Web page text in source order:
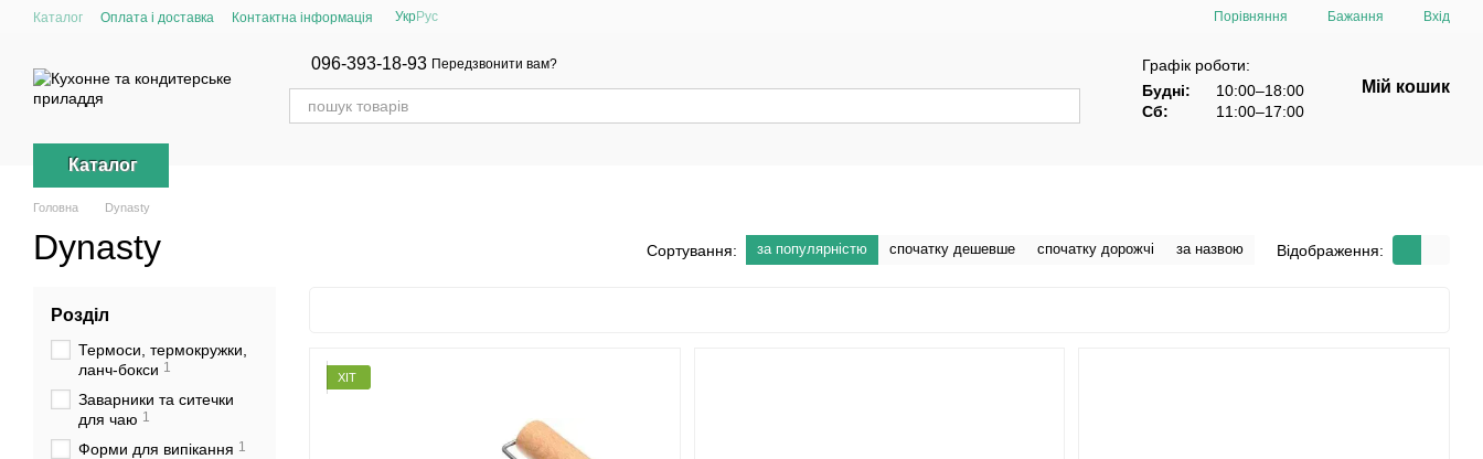
Перейти до основного контенту
Каталог Оплата і доставка Контактна інформація УкрРус Порівняння Бажання Вхід
096-393-18-93 Передзвонити вам?
Графік роботи:
Будні:
10:00–18:00
Сб:
11:00–17:00
Мій кошик
Каталог
Головна Dynasty
Dynasty Сортування: за популярністю спочатку дешевше спочатку дорожчі за назвою Відображення:
ХІТ
Розділ
Термоси, термокружки,
ланч-бокси 1
Заварники та ситечки
для чаю 1
Форми для випікання 1